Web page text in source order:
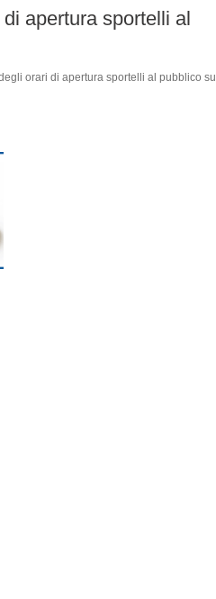
apertura sportelli al
orari di apertura sportelli al pubblico sul